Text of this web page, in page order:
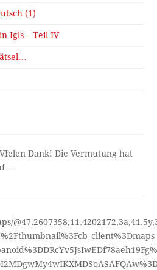
(1)
Igls – Teil IV
VIelen Dank! Die Vermutung hat